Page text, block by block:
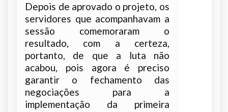
Depois de aprovado o projeto, os
servidores que acompanhavam a
sessão comemoraram o
resultado, com a certeza,
portanto, de que a luta não
acabou, pois agora é preciso
garantir o fechamento das
negociações para a
implementação da primeira